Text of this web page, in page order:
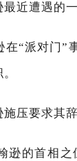
近遭遇的
“派对门”
压要求其
逊的首相